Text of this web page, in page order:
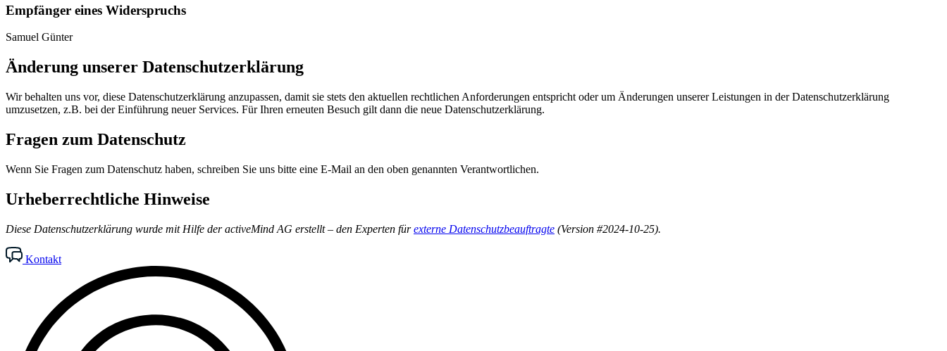
Empfänger eines Widerspruchs
Samuel Günter
Änderung unserer Datenschutzerklärung
Wir behalten uns vor, diese Datenschutzerklärung anzupassen, damit sie stets den aktuellen rechtlichen Anforderungen entspricht oder um Änderungen unserer Leistungen in der Datenschutzerklärung
umzusetzen, z.B. bei der Einführung neuer Services. Für Ihren erneuten Besuch gilt dann die neue Datenschutzerklärung.
Fragen zum Datenschutz
Wenn Sie Fragen zum Datenschutz haben, schreiben Sie uns bitte eine E-Mail an den oben genannten Verantwortlichen.
Urheberrechtliche Hinweise
Diese Datenschutzerklärung wurde mit Hilfe der activeMind AG erstellt – den Experten fürexterne Datenschutzbeauftragte (Version #2024-10-25).
Kontakt